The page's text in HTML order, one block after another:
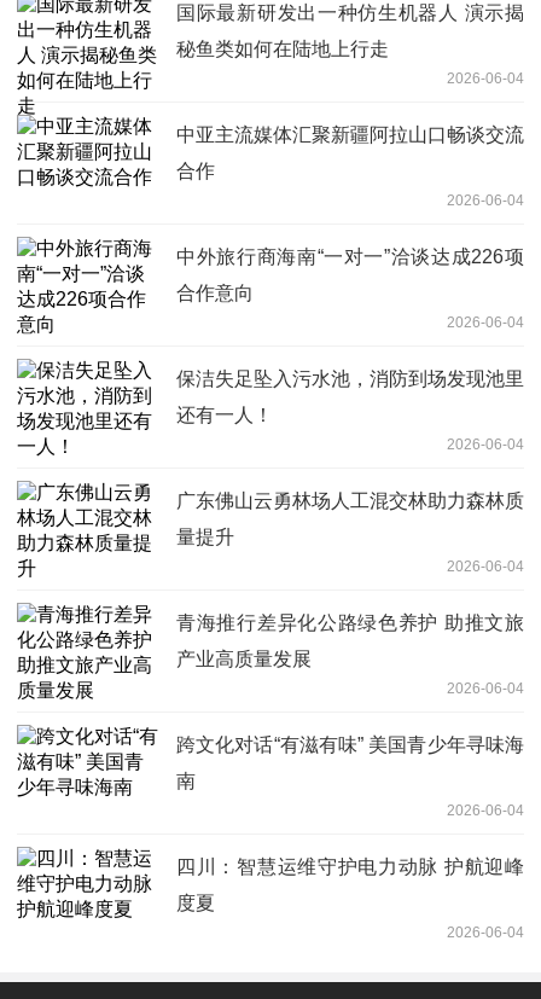
国际最新研发出一种仿生机器人 演示揭
秘鱼类如何在陆地上行走
2026-06-04
中亚主流媒体汇聚新疆阿拉山口畅谈交流
合作
2026-06-04
中外旅行商海南“一对一”洽谈达成226项
合作意向
2026-06-04
保洁失足坠入污水池，消防到场发现池里
还有一人！
2026-06-04
广东佛山云勇林场人工混交林助力森林质
量提升
2026-06-04
青海推行差异化公路绿色养护 助推文旅
产业高质量发展
2026-06-04
跨文化对话“有滋有味” 美国青少年寻味海
南
2026-06-04
四川：智慧运维守护电力动脉 护航迎峰
度夏
2026-06-04